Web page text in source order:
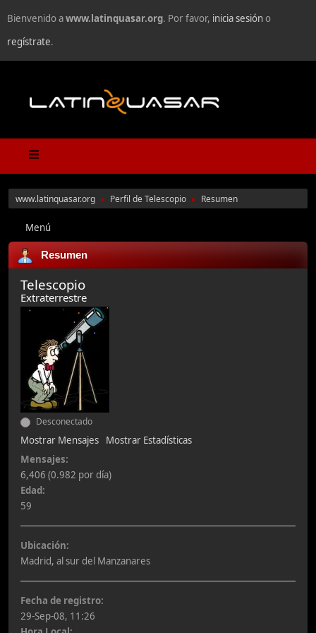
Bienvenido awww.latinquasar.org. Por favor, inicia sesióno
regístrate.
www.latinquasar.org ► Perfil de Telescopio ► Resumen
Menú
Resumen
Telescopio
Extraterrestre
Desconectado
Mostrar Mensajes
Mostrar Estadísticas
Mensajes:
6,406 (0.982 por día)
Edad:
59
Ubicación:
Madrid, al sur del Manzanares
Fecha de registro:
29-Sep-08, 11:26